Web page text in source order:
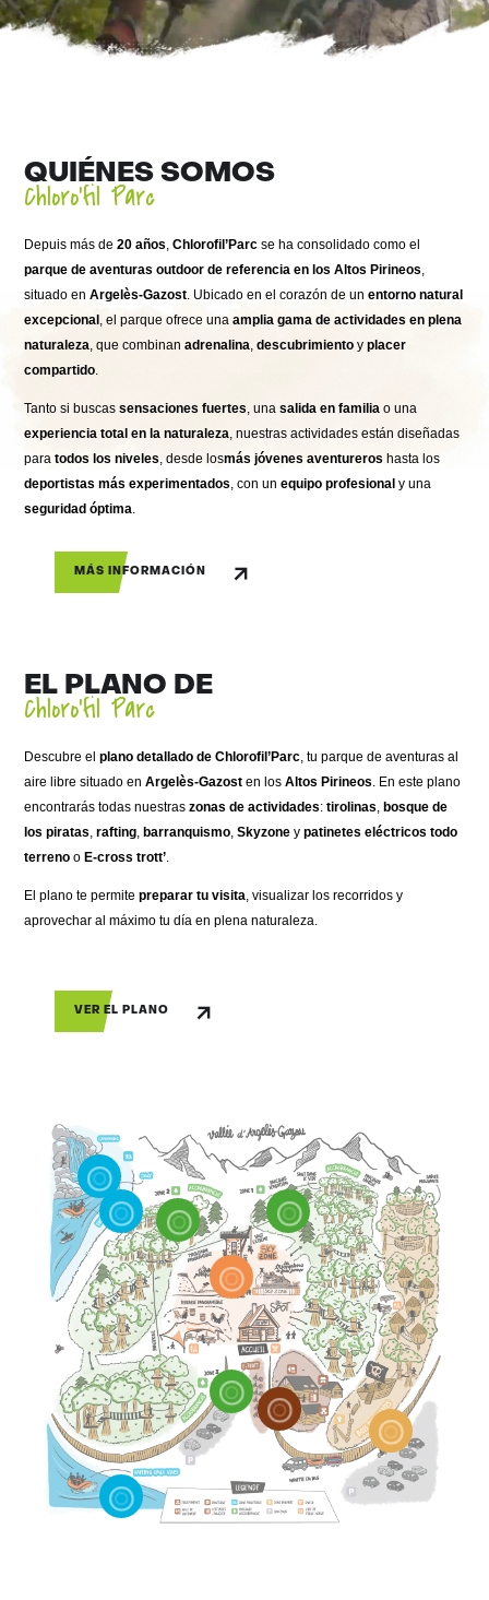
QUIÉNES SOMOS
Chloro'fil Parc
Depuis más de20 años,Chlorofil’Parc se ha consolidado como el
parque de aventuras outdoor de referencia en los Altos Pirineos,
situado enArgelès-Gazost. Ubicado en el corazón de unentorno natural
excepcional , el parque ofrece unaamplia gama de actividades en plena
naturaleza, que combinanadrenalina,descubrimiento yplacer
compartido.
Tanto si buscassensaciones fuertes, unasalida en familia o una
experiencia total en la naturaleza, nuestras actividades están diseñadas
paratodos los niveles, desde losmás jóvenes aventureros hasta los
deportistas más experimentados, con unequipo profesional y una
seguridad óptima.
MÁS INFORMACIÓN
EL PLANO DE
Chloro’fil Parc
Descubre elplano detallado de Chlorofil’Parc, tu parque de aventuras al
aire libre situado enArgelès-Gazost en losAltos Pirineos. En este plano
encontrarás todas nuestraszonas de actividades:tirolinas, bosque de
los piratas,rafting, barranquismo,Skyzone ypatinetes eléctricos todo
terreno o E-cross trott’.
El plano te permitepreparar tu visita, visualizar los recorridos y
aprovechar al máximo tu día en plena naturaleza.
VER EL PLANO